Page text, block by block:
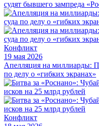
судят бывшего зампреда
Конфликт
19 мая 2026
Апелляция на миллиарды:
по делу о «гибких экранах»
Конфликт